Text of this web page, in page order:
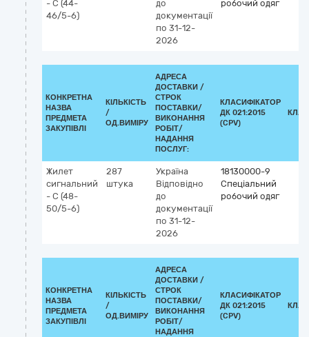
- С (44-
46/5-6)
до
документації
по 31-12-
2026
робочий одяг
КОНКРЕТНА
НАЗВА
ПРЕДМЕТА
ЗАКУПІВЛІ
КІЛЬКІСТЬ
/
ОД.ВИМІРУ
АДРЕСА
ДОСТАВКИ /
СТРОК
ПОСТАВКИ/
ВИКОНАННЯ
РОБІТ/
НАДАННЯ
ПОСЛУГ:
КЛАСИФІКАТОР
ДК 021:2015
(CPV)
Жилет
сигнальний
- С (48-
50/5-6)
287
штука
Україна
Відповідно
до
документації
по 31-12-
2026
18130000-9
Спеціальний
робочий одяг
КОНКРЕТНА
НАЗВА
ПРЕДМЕТА
ЗАКУПІВЛІ
КІЛЬКІСТЬ
/
ОД.ВИМІРУ
АДРЕСА
ДОСТАВКИ /
СТРОК
ПОСТАВКИ/
ВИКОНАННЯ
РОБІТ/
НАДАННЯ
КЛАСИФІКАТОР
ДК 021:2015
(CPV)